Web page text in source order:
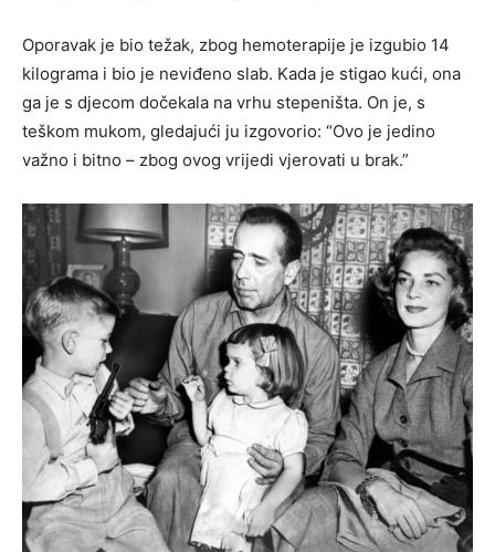
Oporavak je bio težak, zbog hemoterapije je izgubio 14
kilograma i bio je neviđeno slab. Kada je stigao kući, ona
ga je s djecom dočekala na vrhu stepeništa. On je, s
teškom mukom, gledajući ju izgovorio: “Ovo je jedino
važno i bitno – zbog ovog vrijedi vjerovati u brak.”